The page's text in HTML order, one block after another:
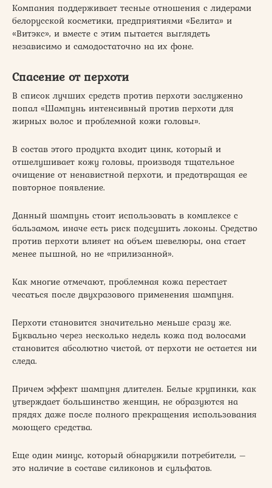
Компания поддерживает тесные отношения с лидерами
белорусской косметики, предприятиями «Белита» и
«Витэкс», и вместе с этим пытается выглядеть
независимо и самодостаточно на их фоне.
Спасение от перхоти
В список лучших средств против перхоти заслуженно
попал «Шампунь интенсивный против перхоти для
жирных волос и проблемной кожи головы».
В состав этого продукта входит цинк, который и
отшелушивает кожу головы, производя тщательное
очищение от ненавистной перхоти, и предотвращая ее
повторное появление.
Данный шампунь стоит использовать в комплексе с
бальзамом, иначе есть риск подсушить локоны. Средство
против перхоти влияет на объем шевелюры, она стает
менее пышной, но не «прилизанной».
Как многие отмечают, проблемная кожа перестает
чесаться после двухразового применения шампуня.
Перхоти становится значительно меньше сразу же.
Буквально через несколько недель кожа под волосами
становится абсолютно чистой, от перхоти не остается ни
следа.
Причем эффект шампуня длителен. Белые крупинки, как
утверждает большинство женщин, не образуются на
прядях даже после полного прекращения использования
моющего средства.
Еще один минус, который обнаружили потребители, –
это наличие в составе силиконов и сульфатов.